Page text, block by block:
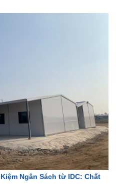
Ngân Sách từ IDC: Chất